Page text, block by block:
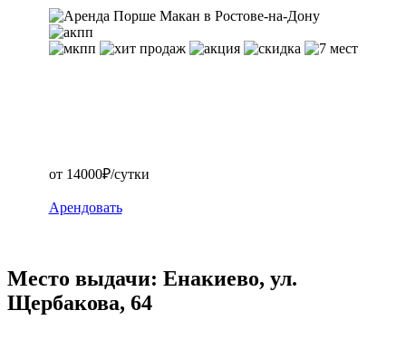
от 14000₽/сутки
Арендовать
Место выдачи: Енакиево, ул.
Щербакова, 64